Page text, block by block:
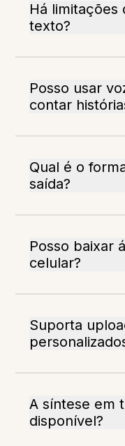
Há limitações
texto?
Posso usar
contar
Qual é o
saída?
Posso baixar
celular?
Suporta
A síntese em
disponível?